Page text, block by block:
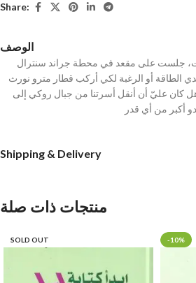
Share:
الوصف
جلست على مقعد في محطة جراند سنترال
الطاقة أو الرغبة لكي أركب قطار مترو نورث
كان عليّ أن أنقل أسرتنا من جبال روكي إلى
أكبر من أي قدر
Shipping & Delivery
منتجات ذات صلة
SOLD OUT -10%